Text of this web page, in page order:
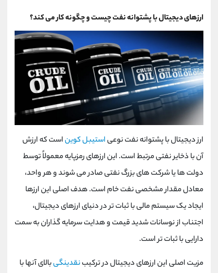
ارزهای دیجیتال با پشتوانه نفت چیست و چگونه کار می کند؟
ارز دیجیتال با پشتوانه نفت نوعیاستیبل کویناست که ارزش
آن با ذخایر نفتی مرتبط است. این ارزهای رمزپایه معمولاً توسط
دولت ها یا شرکت های بزرگ نفتی صادر می شوند و هر واحد،
معادل مقدار مشخصی نفت خام است. هدف اصلی این ارزها
ایجاد یک سیستم مالی با ثبات تر در دنیای ارزهای دیجیتال،
اجتناب از نوسانات شدید قیمت و هدایت سرمایه گذاران به سمت
دارایی با ثبات تر است.
مزیت اصلی این ارزهای دیجیتال در ترکیبنقدینگیبالای آنها با